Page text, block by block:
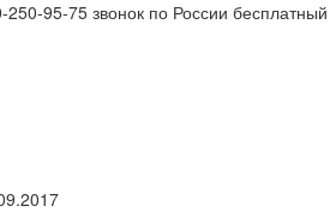
250-95-75 звонок по России бесплатный